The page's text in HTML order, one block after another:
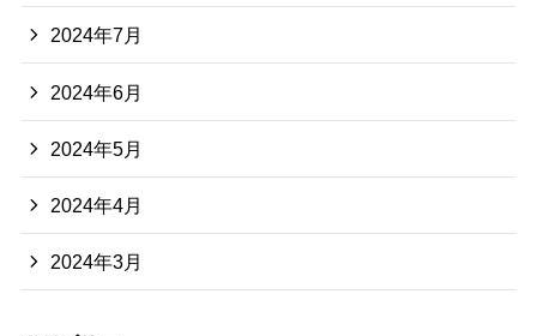
2024年7月
2024年6月
2024年5月
2024年4月
2024年3月